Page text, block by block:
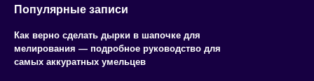
Популярные записи
Как верно сделать дырки в шапочке для
мелирования — подробное руководство для
самых аккуратных умельцев